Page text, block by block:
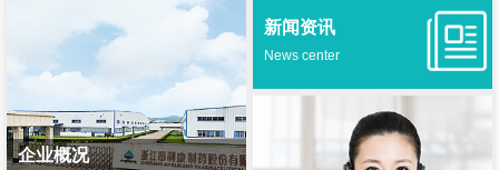
企业概况
新闻资讯
News center